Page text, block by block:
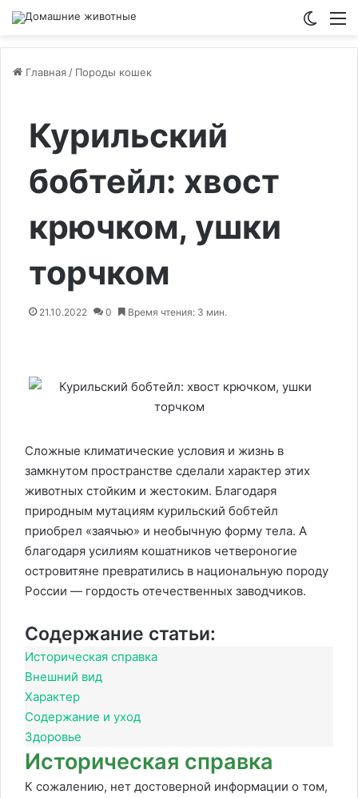
Главная / Породы кошек
Курильский
бобтейл: хвост
крючком, ушки
торчком
21.10.2022 0 Время чтения: 3 мин.
Сложные климатические условия и жизнь в
замкнутом пространстве сделали характер этих
животных стойким и жестоким. Благодаря
природным мутациям курильский бобтейл
приобрел «заячью» и необычную форму тела. А
благодаря усилиям кошатников четвероногие
островитяне превратились в национальную породу
России — гордость отечественных заводчиков.
Содержание статьи:
Историческая справка
Внешний вид
Характер
Содержание и уход
Здоровье
Историческая справка
К сожалению, нет достоверной информации о том,